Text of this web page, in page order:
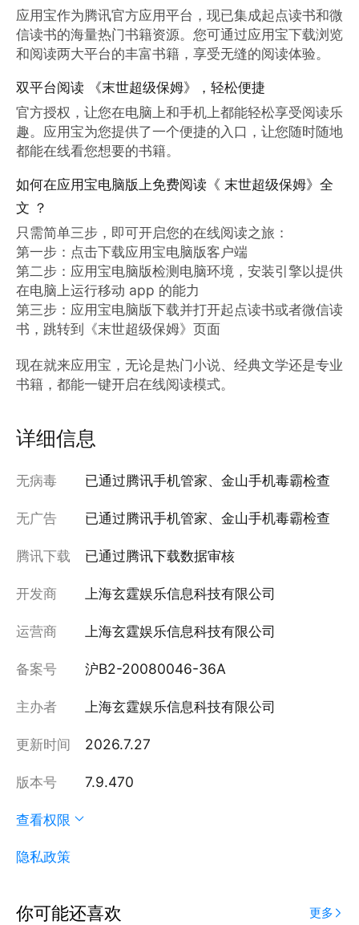
应用宝作为腾讯官方应用平台，现已集成起点读书和微
信读书的海量热门书籍资源。您可通过应用宝下载浏览
和阅读两大平台的丰富书籍，享受无缝的阅读体验。
双平台阅读 《末世超级保姆》，轻松便捷
官方授权，让您在电脑上和手机上都能轻松享受阅读乐
趣。应用宝为您提供了一个便捷的入口，让您随时随地
都能在线看您想要的书籍。
如何在应用宝电脑版上免费阅读《 末世超级保姆》全
文 ？
只需简单三步，即可开启您的在线阅读之旅：
第一步：点击下载应用宝电脑版客户端
第二步：应用宝电脑版检测电脑环境，安装引擎以提供
在电脑上运行移动 app 的能力
第三步：应用宝电脑版下载并打开起点读书或者微信读
书，跳转到《末世超级保姆》页面
现在就来应用宝，无论是热门小说、经典文学还是专业
书籍，都能一键开启在线阅读模式。
详细信息
无病毒 已通过腾讯手机管家、金山手机毒霸检查
无广告 已通过腾讯手机管家、金山手机毒霸检查
腾讯下载 已通过腾讯下载数据审核
开发商 上海玄霆娱乐信息科技有限公司
运营商 上海玄霆娱乐信息科技有限公司
备案号 沪B2-20080046-36A
主办者 上海玄霆娱乐信息科技有限公司
更新时间 2026.7.27
版本号 7.9.470
查看权限
隐私政策
你可能还喜欢 更多